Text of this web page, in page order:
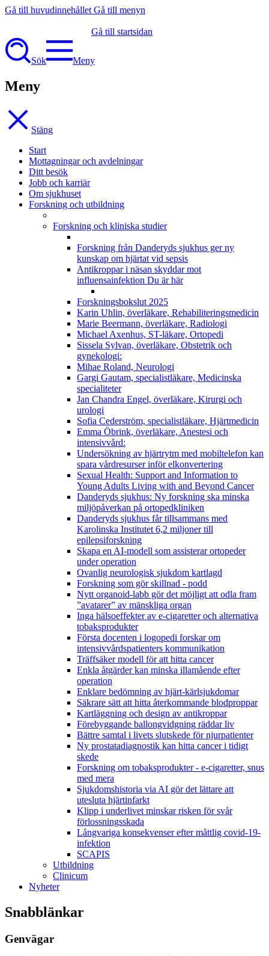
Gå till huvudinnehållet Gå till menyn
Gå till startsidan
Sök Meny
Meny
Stäng
Start
Mottagningar och avdelningar
Ditt besök
Jobb och karriär
Om sjukhuset
Forskning och utbildning
Forskning och kliniska studier
Forskning från Danderyds sjukhus ger ny
kunskap om hjärtat vid sepsis
Antikroppar i näsan skyddar mot
influensainfektion Du är här
Forskningsbokslut 2025
Karin Uhlin, överläkare, Rehabiliteringsmedicin
Marie Beermann, överläkare, Radiologi
Michael Axenhus, ST-läkare, Ortopedi
Sissela Sylvan, överläkare, Obstetrik och
gynekologi:
Mihae Roland, Neurologi
Gargi Gautam, specialistläkare, Medicinska
specialiteter
Jan Chandra Engel, överläkare, Kirurgi och
urologi
Sofia Cederström, specialistläkare, Hjärtmedicin
Emma Öbrink, överläkare, Anestesi och
intensivvård:
Undersökning av hjärtrytm med mobiltelefon kan
spara vårdresurser inför elkonvertering
Sexual Health: Support and Information to
Young Adults Living with and Beyond Cancer
Danderyds sjukhus: Ny forskning ska minska
miljöpåverkan på ortopedkliniken
Danderyds sjukhus får tillsammans med
Karolinska Institutet 6,2 miljoner till
epilepsiforskning
Skapa en AI-modell som assisterar ortopeder
under operation
Ovanlig neurologisk sjukdom kartlagd
Forskning som gör skillnad - podd
Nytt organoid-labb gör det möjligt att odla fram
”avatarer” av mänskliga organ
Inga hälsoeffekter av e-cigaretter och alternativa
tobaksprodukter
Första docenten i logopedi forskar om
intensivvårdspatienters kommunikation
Träffsäker modell för att hitta cancer
Enkla åtgärder kan minska illamående efter
operation
Enklare bedömning av hjärt-kärlsjukdomar
Säkrare sätt att hitta återkommande blodproppar
Kartläggning och design av antikroppar
Förebyggande ballongvidgning räddar liv
Bättre samtal i livets slutskede för njurpatienter
Ny prostatadiagnostik kan hitta cancer i tidigt
skede
Forskning om tobaksprodukter - e-cigaretter, snus
med mera
Sjukdomshistoria via AI gör det lättare att
utesluta hjärtinfarkt
Klipp i underlivet minskar risken för svår
förlossningsskada
Långvariga konsekvenser efter måttlig covid-19-
infektion
SCAPIS
Utbildning
Clinicum
Nyheter
Snabblänkar
Genvägar